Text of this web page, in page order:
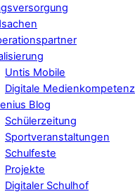
Untis Mobile
Digitale Medienkompetenz
Blog
Schülerzeitung
Sportveranstaltungen
Schulfeste
Projekte
Digitaler Schulhof